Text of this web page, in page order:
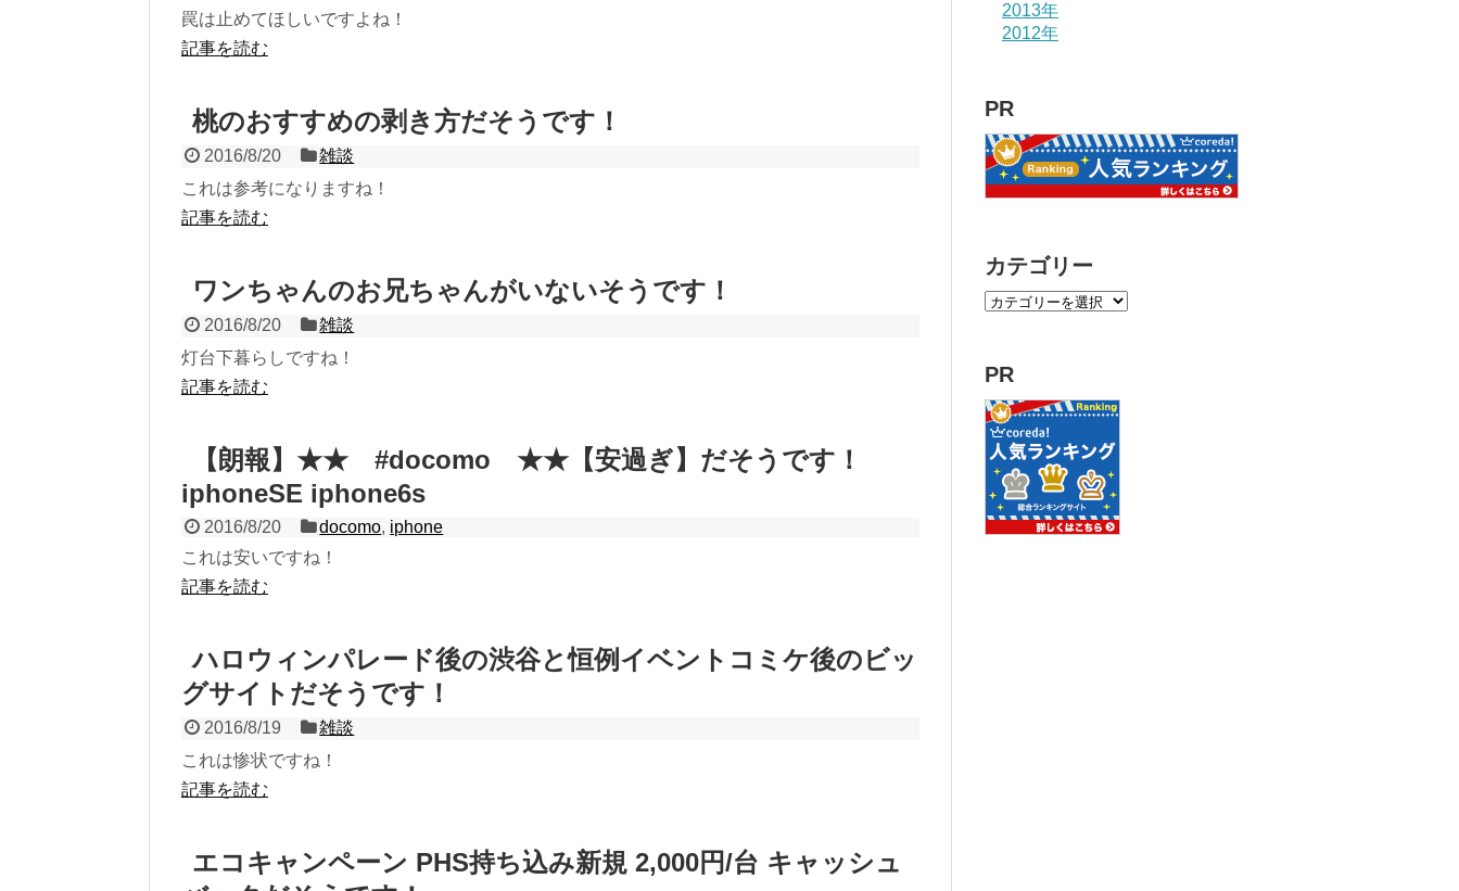
罠は止めてほしいですよね！
記事を読む
桃のおすすめの剥き方だそうです！
2016/8/20
雑談
これは参考になりますね！
記事を読む
ワンちゃんのお兄ちゃんがいないそうです！
2016/8/20
雑談
灯台下暮らしですね！
記事を読む
【朗報】★★ #docomo ★★【安過ぎ】だそうです！
iphoneSE iphone6s
2016/8/20 docomo, iphone
これは安いですね！
記事を読む
ハロウィンパレード後の渋谷と恒例イベントコミケ後のビッ
グサイトだそうです！
2016/8/19
雑談
これは惨状ですね！
記事を読む
エコキャンペーン PHS持ち込み新規 2,000円/台 キャッシュ
2013年
2012年
PR
カテゴリー
PR